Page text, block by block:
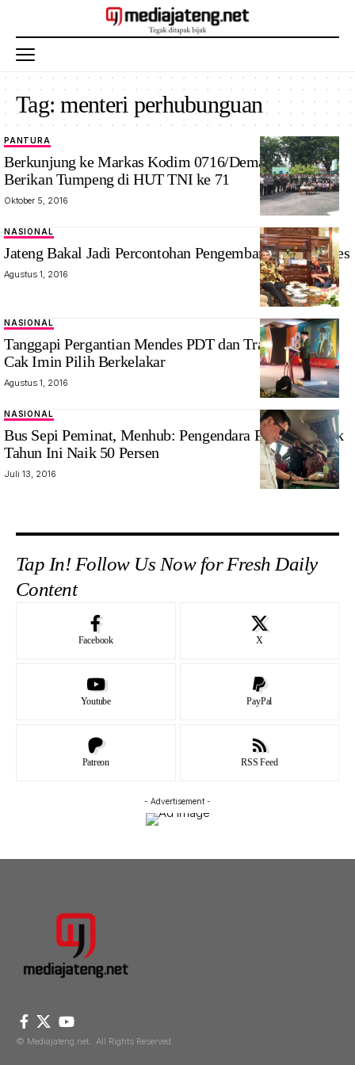
Tag:menteri perhubunguan
PANTURA
Berkunjung ke Markas Kodim 0716/Demak, Kapolres
Berikan Tumpeng di HUT TNI ke 71
Oktober 5, 2016
NASIONAL
Jateng Bakal Jadi Percontohan Pengembangan BUMDes
Agustus 1, 2016
NASIONAL
Tanggapi Pergantian Mendes PDT dan Transmigrasi,
Cak Imin Pilih Berkelakar
Agustus 1, 2016
NASIONAL
Bus Sepi Peminat, Menhub: Pengendara Pribadi Mudik
Tahun Ini Naik 50 Persen
Juli 13, 2016
Tap In! Follow Us Now for Fresh Daily
Content
Facebook X
Youtube PayPal
Patreon RSS Feed
- Advertisement -
© Mediajateng.net. All Rights Reserved.